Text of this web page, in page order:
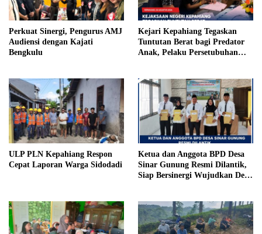
Perkuat Sinergi, Pengurus AMJ
Audiensi dengan Kajati
Bengkulu
Kejari Kepahiang Tegaskan
Tuntutan Berat bagi Predator
Anak, Pelaku Persetubuhan
Penjara
ULP PLN Kepahiang Respon
Cepat Laporan Warga Sidodadi
Ketua dan Anggota BPD Desa
Sinar Gunung Resmi Dilantik,
Siap Bersinergi Wujudkan Desa